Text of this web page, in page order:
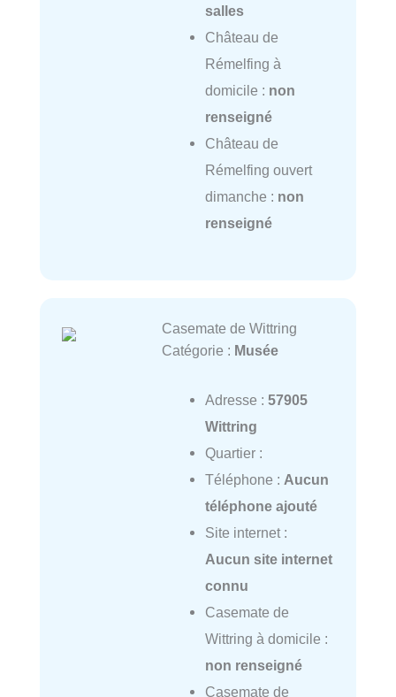
salles
Château de
Rémelfing à
domicile : non
renseigné
Château de
Rémelfing ouvert
dimanche : non
renseigné
Casemate de Wittring
Catégorie : Musée
Adresse : 57905
Wittring
Quartier :
Téléphone : Aucun
téléphone ajouté
Site internet :
Aucun site internet
connu
Casemate de
Wittring à domicile :
non renseigné
Casemate de